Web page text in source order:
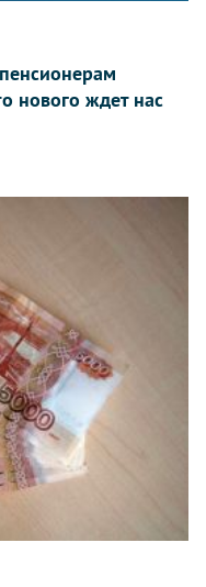
нового ждет нас